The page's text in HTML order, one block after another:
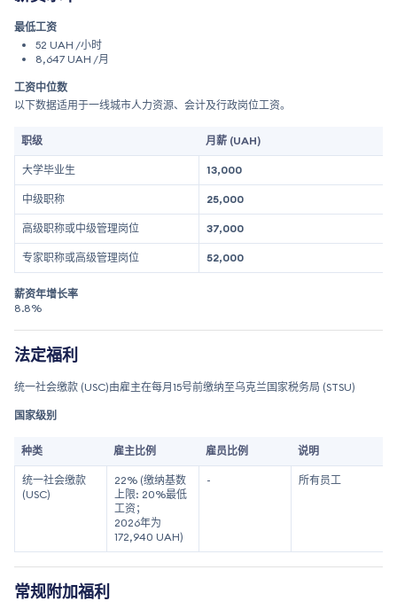
最低工资
52 UAH /小时
8,647 UAH /月
工资中位数
以下数据适用于一线城市人力资源、会计及行政岗位工资。
职级 月薪 (UAH)
大学毕业生 13,000
中级职称 25,000
高级职称或中级管理岗位 37,000
专家职称或高级管理岗位 52,000
薪资年增长率
8.8%
法定福利
统一社会缴款 (USC)由雇主在每月15号前缴纳至乌克兰国家税务局 (STSU)
国家级别
种类 雇主比例 雇员比例 说明
统一社会缴款
(USC)
22% (缴纳基数
上限: 20%最低
工资；
2026年为
172,940 UAH)
- 所有员工
常规附加福利